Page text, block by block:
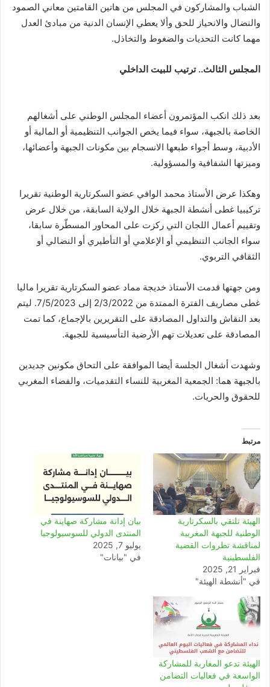
الشباب والمشاركون في المجلس من هاتين القامتين معاني الصمود
والنضال والانحياز للحق وألا يعطي الإنسان الدنية من مبادئ العدل
مهما كانت التحديات والضغوط والتخاذل.
المجلس الثالث.. ترتيب للبيت الداخلي
بعد ذلك انكب المؤتمرون أعضاء المجلس الوطني على أشغالهم
الخاصة بالجبهة، سواء فيما يخص الجوانب التنظيمية أو المالية أو
الأدبية، وسط أجواء طبعها الانسجام بين مكونات الجبهة وأعضائها،
وميزتها الشفافية والمسؤولية.
وهكذا عرض الأستاذ محمد الوافي عضو السكرتارية الوطنية تقريرا
تركيبيا غطى أنشطة الجبهة خلال الولاية السابقة، من خلال عرض
وتقييم أعمال اللجان التي ركزت على المحاور المسطّرة سابقا،
سواء الجانب التنظيمي أو الإعلامي أو التأطيري أو النضالي أو
الثقافي التربوي.
ومن جهتها قدمت الأستاذ خديجة مماد عضو السكرتارية تقريرا ماليا
غطى مصاريف الفترة الممتدة من 2/3/2022 إلى 7/5/2023. ليتم
بعد النقاش والتداول المصادقة على التقريرين بالإجماع، كما تمت
المصادقة على تعديلات تهم الأرضية التأسيسية للجبهة.
وشهدت أشغال الجلسة أيضا الموافقة على التحاق مكونين جديدين
بالجبهة هما: الجمعية المغربية للنساء التقدميات، والفضاء المغربي
للحقوق والحريات.
مرتبط
الهيئة تلتقي بالسكرتارية
الوطنية للجبهة المغربية
لمناقشة تطروات القضية
الفلسطينية
فبراير 21, 2025
في "أنشطة الهيئة"
بيان إدانة مشاركة صهاينة في
المنتدى الدولي للسوسيولوجيا
يوليو 7, 2025
في "بيانات"
الهيئة تدعو المغاربة للمشاركة
الواسعة في فعاليات التضامن